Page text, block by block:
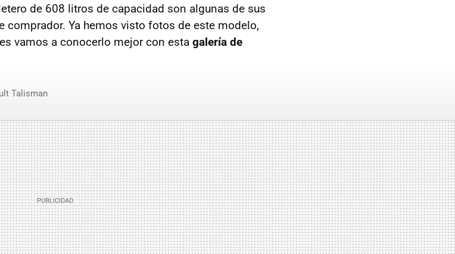
de 608 litros de capacidad son algunas de sus
comprador. Ya hemos visto fotos de este modelo,
vamos a conocerlo mejor con esta galería de
Talisman